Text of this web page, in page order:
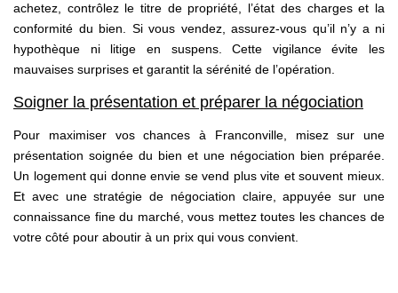
achetez, contrôlez le titre de propriété, l’état des charges et la
conformité du bien. Si vous vendez, assurez-vous qu’il n’y a ni
hypothèque ni litige en suspens. Cette vigilance évite les
mauvaises surprises et garantit la sérénité de l’opération.
Soigner la présentation et préparer la négociation
Pour maximiser vos chances à Franconville, misez sur une
présentation soignée du bien et une négociation bien préparée.
Un logement qui donne envie se vend plus vite et souvent mieux.
Et avec une stratégie de négociation claire, appuyée sur une
connaissance fine du marché, vous mettez toutes les chances de
votre côté pour aboutir à un prix qui vous convient.